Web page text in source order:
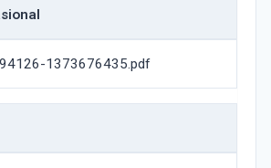
1373676435.pdf